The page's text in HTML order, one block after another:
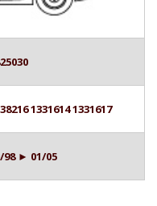
1331614 1331617
98 ► 01/05